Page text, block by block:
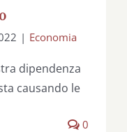
| Economia
dipendenza
causando le
0